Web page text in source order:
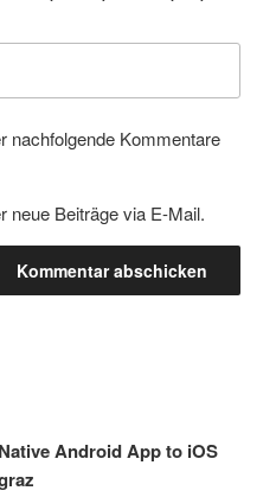
nachfolgende Kommentare
neue Beiträge via E-Mail.
Android App to iOS